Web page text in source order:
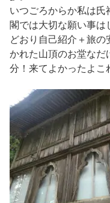
いつごろからか私は氏
閣では大切な願い事は
どおり自己紹介＋旅
かれた山頂のお堂なだ
分！来てよかったよこ